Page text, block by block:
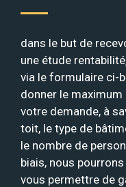
dans le but de
une étude
via le formulaire ci-
donner le
votre demande, à
toit, le type de
le nombre de
biais, nous
vous permettre de